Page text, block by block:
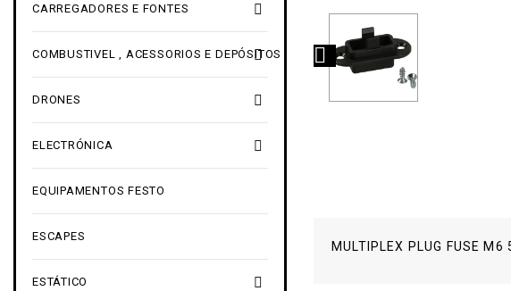

CARREGADORES E FONTES

COMBUSTIVEL , ACESSORIOS E DEPÓSITOS

DRONES

ELECTRÓNICA
EQUIPAMENTOS FESTO
ESCAPES

ESTÁTICO

MULTIPLEX PLUG FUSE M6